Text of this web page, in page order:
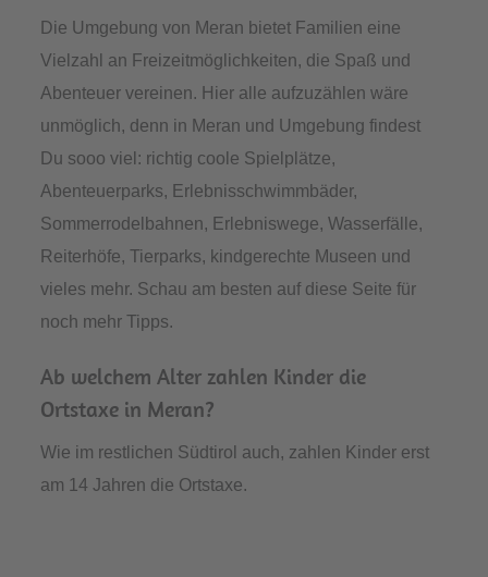
Die Umgebung von Meran bietet Familien eine
Vielzahl an Freizeitmöglichkeiten, die Spaß und
Abenteuer vereinen. Hier alle aufzuzählen wäre
unmöglich, denn in Meran und Umgebung findest
Du sooo viel: richtig coole Spielplätze,
Abenteuerparks, Erlebnisschwimmbäder,
Sommerrodelbahnen, Erlebniswege, Wasserfälle,
Reiterhöfe, Tierparks, kindgerechte Museen und
vieles mehr. Schau am besten auf diese Seite für
noch mehr Tipps.
Ab welchem Alter zahlen Kinder die
Ortstaxe in Meran?
Wie im restlichen Südtirol auch, zahlen Kinder erst
am 14 Jahren die Ortstaxe.